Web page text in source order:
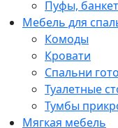
Пуфы,
Мебель для
Комоды
Кровати
Спальни
Туалетные
Тумбы
Мягкая мебель